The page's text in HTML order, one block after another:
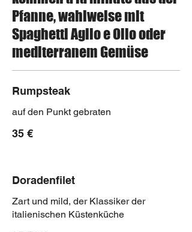
Pfanne, wahlweise mit
Spaghetti Aglio e Olio oder
mediterranem Gemüse
Rumpsteak
auf den Punkt gebraten
35 €
Doradenfilet
Zart und mild, der Klassiker der
italienischen Küstenküche